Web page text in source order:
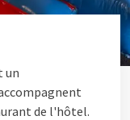
un
de l'hôtel.